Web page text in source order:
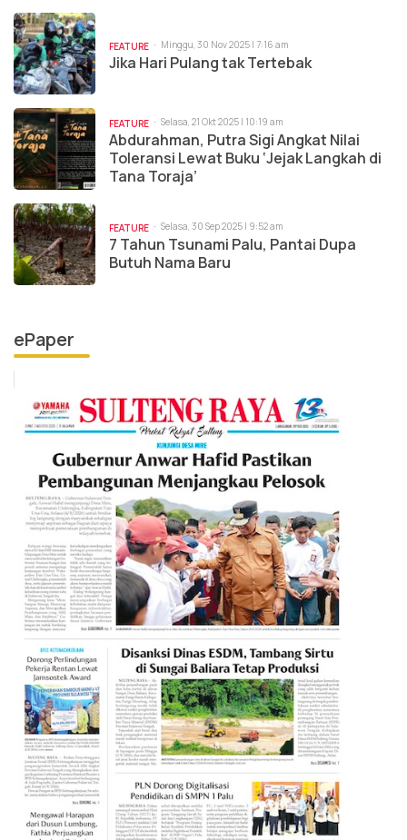
FEATURE Minggu, 30 Nov 2025 | 7:16 am
Jika Hari Pulang tak Tertebak
FEATURE Selasa, 21 Okt 2025 | 10:19 am
Abdurahman, Putra Sigi Angkat Nilai
Toleransi Lewat Buku ‘Jejak Langkah di
Tana Toraja’
FEATURE Selasa, 30 Sep 2025 | 9:52 am
7 Tahun Tsunami Palu, Pantai Dupa
Butuh Nama Baru
ePaper